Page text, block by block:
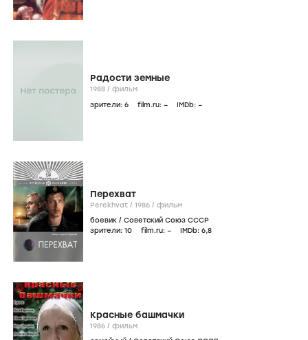
Радости земные
1988 / фильм
зрители: 6 film.ru: – IMDb: –
Перехват
Perekhvat / 1986 / фильм
боевик / Советский Союз СССР
зрители: 10 film.ru: – IMDb: 6,8
Красные башмачки
1986 / фильм